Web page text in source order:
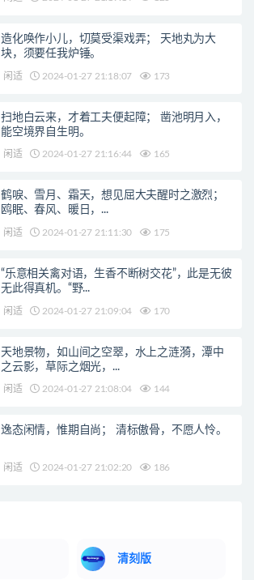
造化唤作小儿，切莫受渠戏弄； 天地丸为大
块，须要任我炉锤。
闲适 2024-01-27 21:18:07 173
扫地白云来，才着工夫便起障； 凿池明月入，
能空境界自生明。
闲适 2024-01-27 21:16:44 165
鹤唳、雪月、霜天，想见屈大夫醒时之激烈；
鸥眠、春风、暖日，...
闲适 2024-01-27 21:11:30 175
“乐意相关禽对语，生香不断树交花”，此是无彼
无此得真机。“野...
闲适 2024-01-27 21:09:04 170
天地景物，如山间之空翠，水上之涟漪，潭中
之云影，草际之烟光，...
闲适 2024-01-27 21:08:04 144
逸态闲情，惟期自尚； 清标傲骨，不愿人怜。
闲适 2024-01-27 21:02:20 186
清刻版